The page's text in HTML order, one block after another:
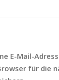
E-Mail-
für die